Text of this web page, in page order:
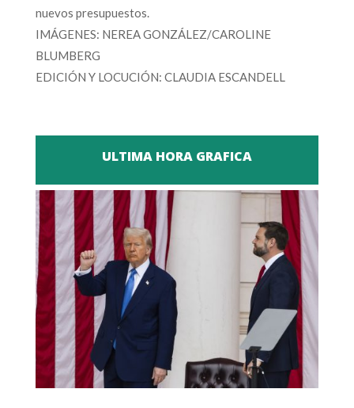
nuevos presupuestos.
IMÁGENES: NEREA GONZÁLEZ/CAROLINE
BLUMBERG
EDICIÓN Y LOCUCIÓN: CLAUDIA ESCANDELL
ULTIMA HORA GRAFICA